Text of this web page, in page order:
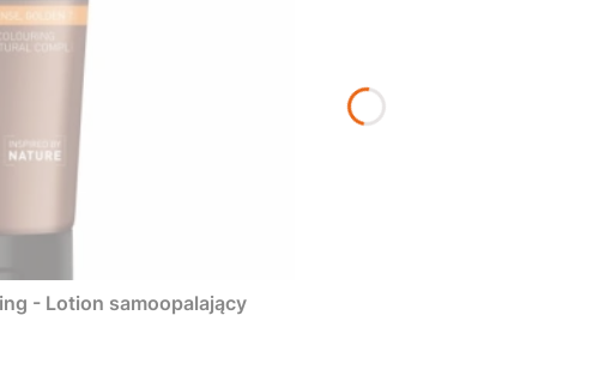
- Lotion samoopalający